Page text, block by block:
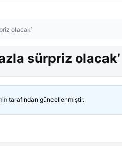
olacak’
sürpriz olacak’
tarafından güncellenmiştir.